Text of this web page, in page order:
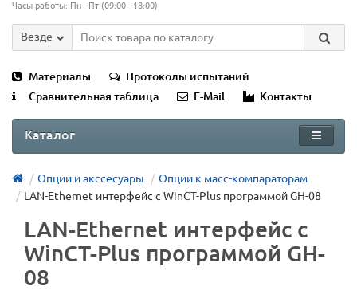
Часы работы: Пн - Пт (09:00 - 18:00)
Везде
Материалы
Протоколы испытаний
Сравнительная таблица
E-Mail Контакты
Каталог
Опции и акссесуары
Опции к масс-компараторам
LAN-Ethernet интерфейс с WinCT-Plus программой GH-08
LAN-Ethernet интерфейс с
WinCT-Plus программой GH-
08